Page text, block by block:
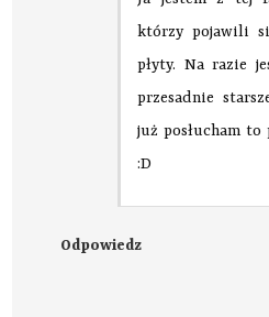
którzy pojawili
płyty. Na razie
przesadnie
już posłucham
:D
Odpowiedz